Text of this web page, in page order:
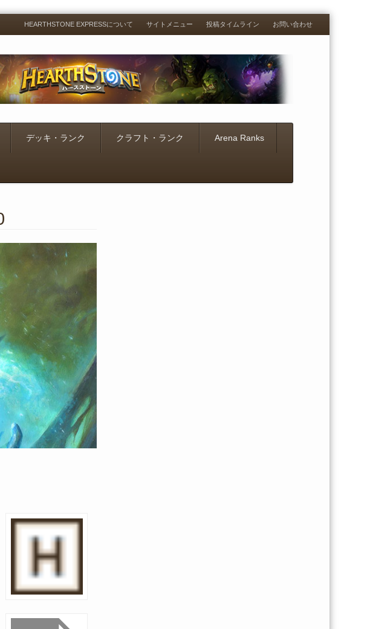
Menu
Skip
to
HEARTHSTONE EXPRESSについて サイトメニュー 投稿タイムライン お問い合わせ
デッキ・ランク クラフト・ランク Arena Ranks